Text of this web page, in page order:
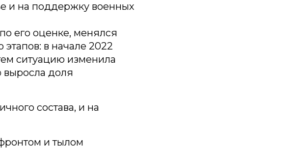
и на поддержку военных
его оценке, менялся
в начале 2022
ситуацию изменила
выросла доля
состава, и на
и тылом